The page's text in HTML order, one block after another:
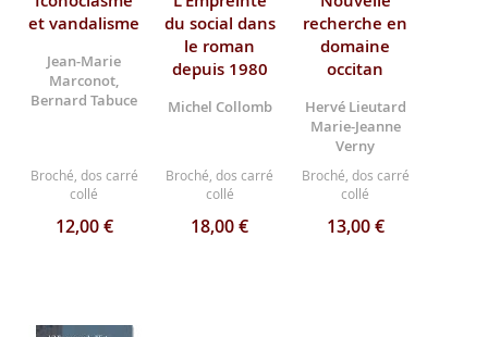
et vandalisme
Jean-Marie
Marconot,
Bernard Tabuce
Broché, dos carré
collé
12,00 €
du social dans
le roman
depuis 1980
Michel Collomb
Broché, dos carré
collé
18,00 €
recherche en
domaine
occitan
Hervé Lieutard
Marie-Jeanne
Verny
Broché, dos carré
collé
13,00 €